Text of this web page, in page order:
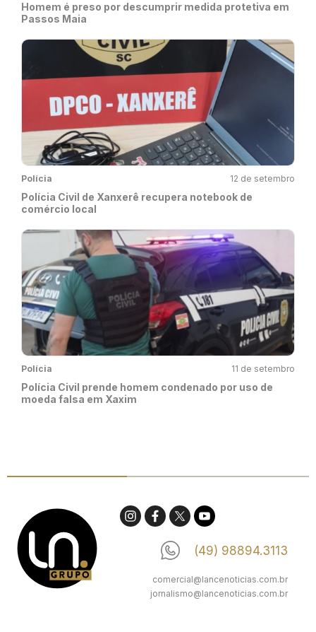
Homem é preso por descumprir medida protetiva em
Passos Maia
Polícia 12 de setembro
Polícia Civil de Xanxerê recupera notebook de
comércio local
Polícia 11 de setembro
Polícia Civil prende homem condenado por uso de
moeda falsa em Xaxim
(49) 98894.3113
comercial@lancenoticias.com.br
jornalismo@lancenoticias.com.br